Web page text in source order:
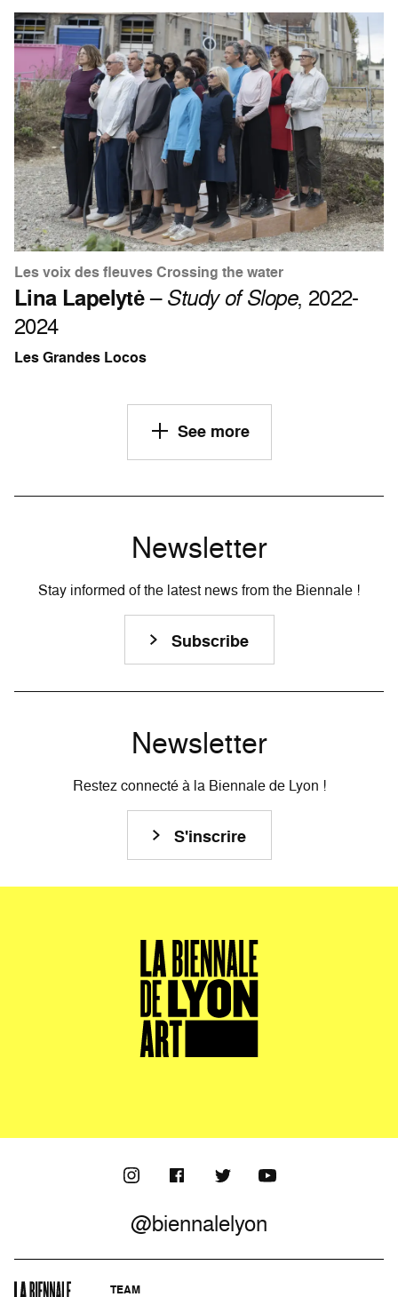
Les voix des fleuves Crossing the water
Lina Lapelytė–Study of Slope, 2022-
2024
Les Grandes Locos
See more
Newsletter
Stay informed of the latest news from the Biennale !
Subscribe
Newsletter
Restez connecté à la Biennale de Lyon !
S'inscrire
@biennalelyon
TEAM